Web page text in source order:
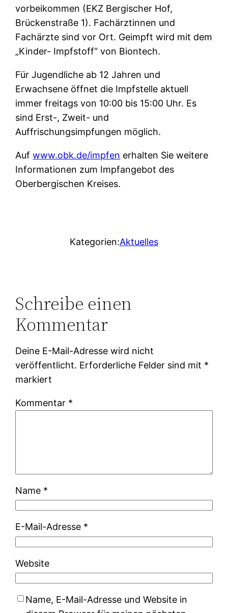
vorbeikommen (EKZ Bergischer Hof,
Brückenstraße 1). Fachärztinnen und
Fachärzte sind vor Ort. Geimpft wird mit dem
„Kinder- Impfstoff“ von Biontech.
Für Jugendliche ab 12 Jahren und
Erwachsene öffnet die Impfstelle aktuell
immer freitags von 10:00 bis 15:00 Uhr. Es
sind Erst-, Zweit- und
Auffrischungsimpfungen möglich.
Aufwww.obk.de/impfen erhalten Sie weitere
Informationen zum Impfangebot des
Oberbergischen Kreises.
Kategorien:Aktuelles
Schreibe einen
Kommentar
Deine E-Mail-Adresse wird nicht
veröffentlicht. Erforderliche Felder sind mit *
markiert
Kommentar *
Name *
E-Mail-Adresse *
Website
Name, E-Mail-Adresse und Website in